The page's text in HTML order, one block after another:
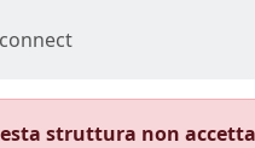
struttura non